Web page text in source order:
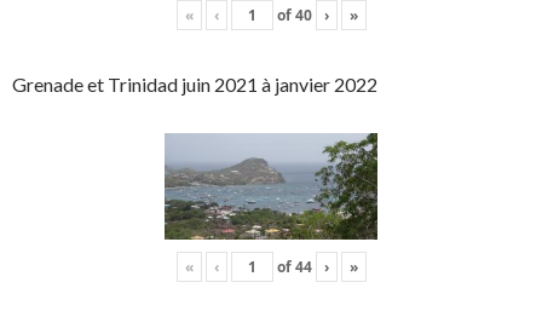
« ‹ of40 › »
Grenade et Trinidad juin 2021 à janvier 2022
« ‹ of44 › »